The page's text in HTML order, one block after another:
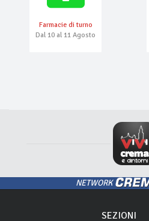
Farmacie di turno
Dal 10 al 11 Agosto
NETWORK
SEZIONI